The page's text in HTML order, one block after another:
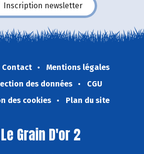
Inscription newsletter
Contact
Mentions légales
des données
CGU
des cookies
Plan du site
Le Grain D'or 2